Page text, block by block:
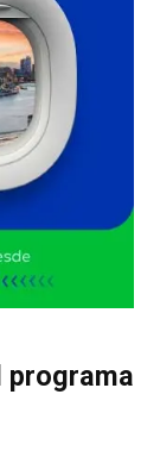
programa